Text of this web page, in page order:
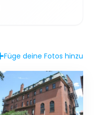
Füge deine Fotos hinzu